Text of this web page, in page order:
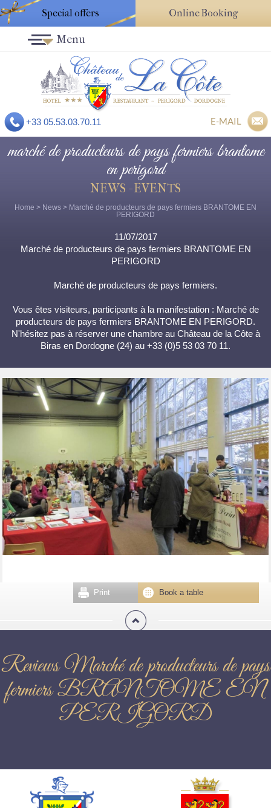
Special offers Online Booking
+33 05.53.03.70.11 E-MAIL
Menu
marché de producteurs de pays fermiers brantome
en perigord
NEWS - EVENTS
Home > News > Marché de producteurs de pays fermiers BRANTOME EN
PERIGORD
11/07/2017
Marché de producteurs de pays fermiers BRANTOME EN
PERIGORD
Marché de producteurs de pays fermiers.
Vous êtes visiteurs, participants à la manifestation : Marché de
producteurs de pays fermiers BRANTOME EN PERIGORD.
N'hésitez pas à réserver une chambre au Château de la Côte à
Biras en Dordogne (24) au +33 (0)5 53 03 70 11.
Book a table
Print
Reviews Marché de producteurs de pays
fermiers BRANTOME EN
PERIGORD